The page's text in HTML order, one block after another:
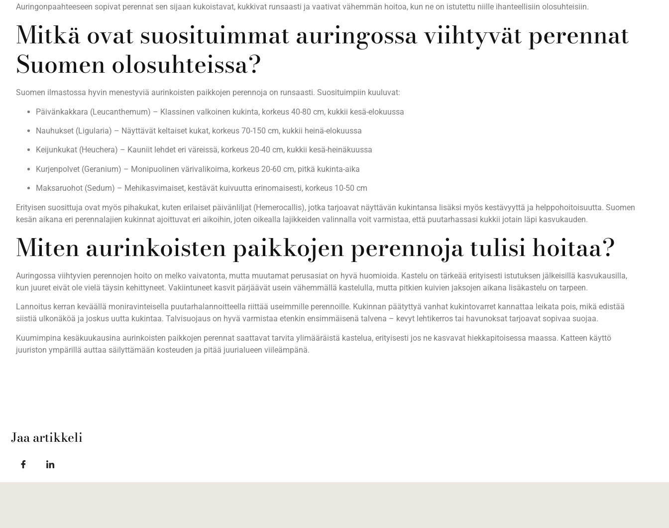
Auringonpaahteeseen sopivat perennat sen sijaan kukoistavat, kukkivat runsaasti ja vaativat vähemmän hoitoa, kun ne on istutettu niille ihanteellisiin olosuhteisiin.
Mitkä ovat suosituimmat auringossa viihtyvät perennat
Suomen olosuhteissa?
Suomen ilmastossa hyvin menestyviä aurinkoisten paikkojen perennoja on runsaasti. Suosituimpiin kuuluvat:
Päivänkakkara (Leucanthemum) – Klassinen valkoinen kukinta, korkeus 40-80 cm, kukkii kesä-elokuussa
Nauhukset (Ligularia) – Näyttävät keltaiset kukat, korkeus 70-150 cm, kukkii heinä-elokuussa
Keijunkukat (Heuchera) – Kauniit lehdet eri väreissä, korkeus 20-40 cm, kukkii kesä-heinäkuussa
Kurjenpolvet (Geranium) – Monipuolinen värivalikoima, korkeus 20-60 cm, pitkä kukinta-aika
Maksaruohot (Sedum) – Mehikasvimaiset, kestävät kuivuutta erinomaisesti, korkeus 10-50 cm
Erityisen suosittuja ovat myös pihakukat, kuten erilaiset päivänliljat (Hemerocallis), jotka tarjoavat näyttävän kukintansa lisäksi myös kestävyyttä ja helppohoitoisuutta. Suomen
kesän aikana eri perennalajien kukinnat ajoittuvat eri aikoihin, joten oikealla lajikkeiden valinnalla voit varmistaa, että puutarhassasi kukkii jotain läpi kasvukauden.
Miten aurinkoisten paikkojen perennoja tulisi hoitaa?
Auringossa viihtyvien perennojen hoito on melko vaivatonta, mutta muutamat perusasiat on hyvä huomioida. Kastelu on tärkeää erityisesti istutuksen jälkeisillä kasvukausilla,
kun juuret eivät ole vielä täysin kehittyneet. Vakiintuneet kasvit pärjäävät usein vähemmällä kastelulla, mutta pitkien kuivien jaksojen aikana lisäkastelu on tarpeen.
Lannoitus kerran keväällä moniravinteisella puutarhalannoitteella riittää useimmille perennoille. Kukinnan päätyttyä vanhat kukintovarret kannattaa leikata pois, mikä edistää
siistiä ulkonäköä ja joskus uutta kukintaa. Talvisuojaus on hyvä varmistaa etenkin ensimmäisenä talvena – kevyt lehtikerros tai havunoksat tarjoavat sopivaa suojaa.
Kuumimpina kesäkuukausina aurinkoisten paikkojen perennat saattavat tarvita ylimääräistä kastelua, erityisesti jos ne kasvavat hiekkapitoisessa maassa. Katteen käyttö
juuriston ympärillä auttaa säilyttämään kosteuden ja pitää juurialueen viileämpänä.
Jaa artikkeli